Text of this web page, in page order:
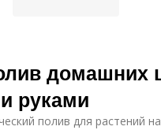
домашних
руками
полив для растений